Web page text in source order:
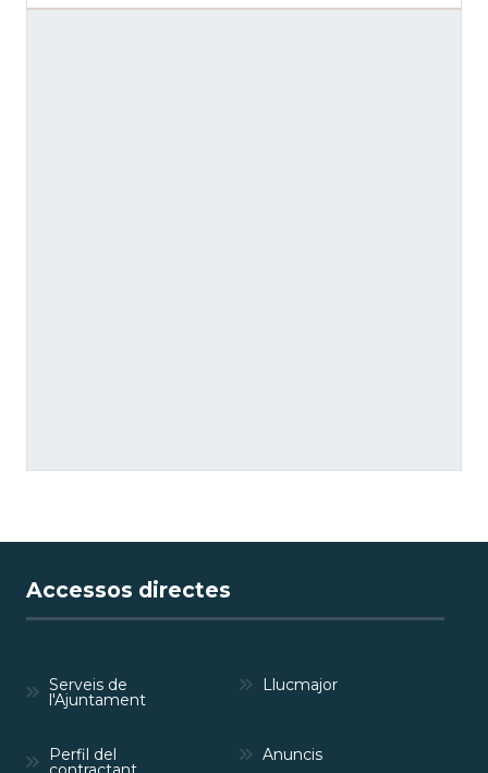
Accessos directes
Serveis de
l'Ajuntament
Llucmajor
Perfil del Anuncis